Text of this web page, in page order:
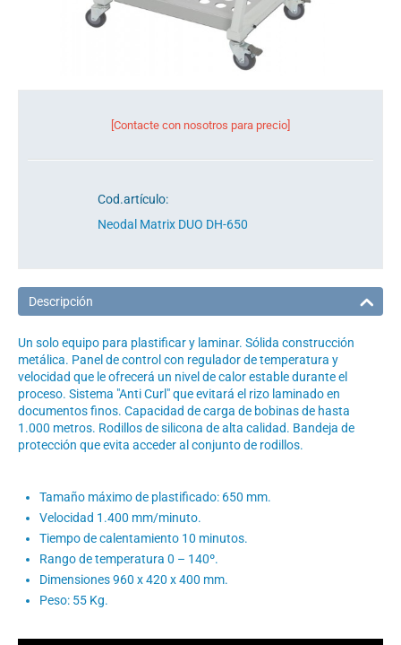
[Contacte con nosotros para precio]
Cod.artículo:
Neodal Matrix DUO DH-650
Descripción
Un solo equipo para plastificar y laminar. Sólida construcción
metálica. Panel de control con regulador de temperatura y
velocidad que le ofrecerá un nivel de calor estable durante el
proceso. Sistema "Anti Curl" que evitará el rizo laminado en
documentos finos. Capacidad de carga de bobinas de hasta
1.000 metros. Rodillos de silicona de alta calidad. Bandeja de
protección que evita acceder al conjunto de rodillos.
Tamaño máximo de plastificado: 650 mm.
Velocidad 1.400 mm/minuto.
Tiempo de calentamiento 10 minutos.
Rango de temperatura 0 – 140º.
Dimensiones 960 x 420 x 400 mm.
Peso: 55 Kg.